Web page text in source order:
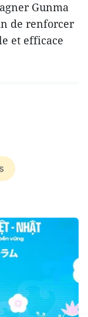
Gunma
de renforcer
et efficace